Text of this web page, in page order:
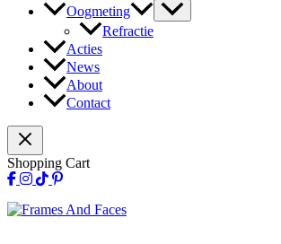
Oogmeting
Refractie
Acties
News
About
Contact
Shopping Cart